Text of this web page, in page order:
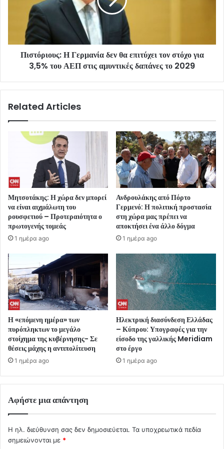
Πιστόριους: Η Γερμανία δεν θα επιτύχει τον στόχο για
3,5% του ΑΕΠ στις αμυντικές δαπάνες το 2029
Related Articles
Μητσοτάκης: Η χώρα δεν μπορεί
να είναι αιχμάλωτη του
ρουσφετιού – Προτεραιότητα ο
πρωτογενής τομεάς
1 ημέρα ago
Ανδρουλάκης από Πόρτο
Γερμενό: Η πολιτική προστασία
στη χώρα μας πρέπει να
αποκτήσει ένα άλλο δόγμα
1 ημέρα ago
Η «επόμενη ημέρα» των
πυρόπληκτων το μεγάλο
στοίχημα της κυβέρνησης- Σε
θέσεις μάχης η αντιπολίτευση
1 ημέρα ago
Ηλεκτρική διασύνδεση Ελλάδας
– Κύπρου: Υπογραφές για την
είσοδο της γαλλικής Meridiam
στο έργο
1 ημέρα ago
Αφήστε μια απάντηση
Η ηλ. διεύθυνση σας δεν δημοσιεύεται. Τα υποχρεωτικά πεδία
σημειώνονται με *